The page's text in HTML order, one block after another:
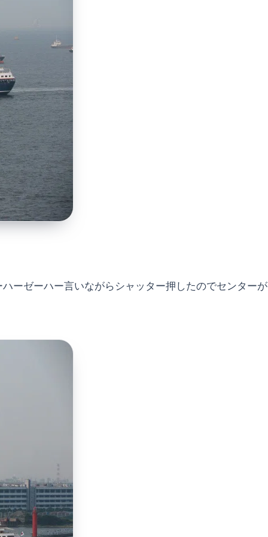
ーゼーハー言いながらシャッター押したのでセンターが